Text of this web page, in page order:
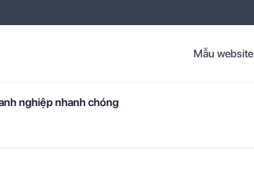
Mẫu website
nghiệp nhanh chóng